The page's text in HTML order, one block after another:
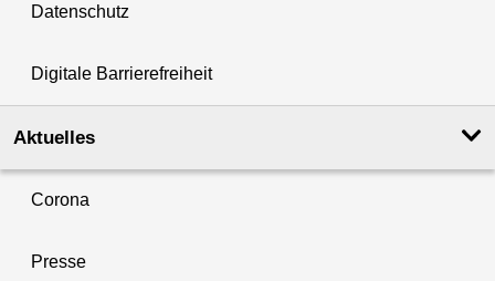
Datenschutz
Digitale Barrierefreiheit
Aktuelles
Corona
Presse